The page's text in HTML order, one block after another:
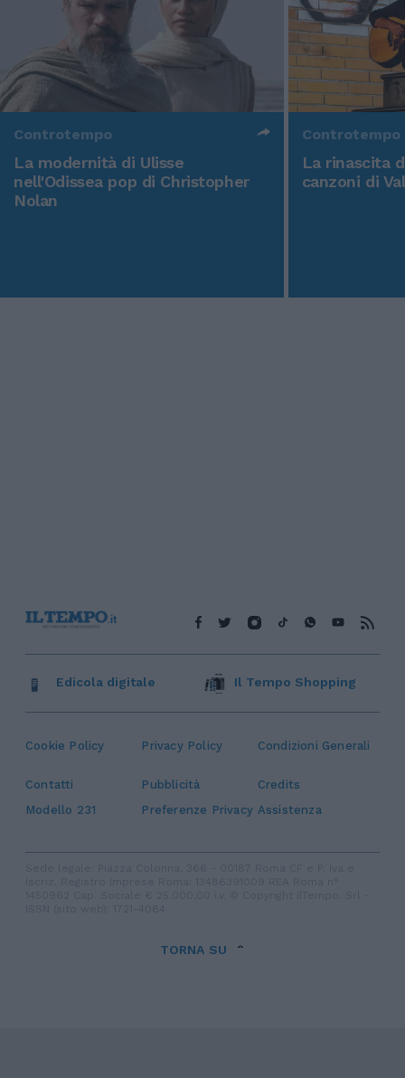
Controtempo
La modernità di Ulisse
nell'Odissea pop di Christopher
Nolan
Controtempo
La rinascita
canzoni di
Cookie Policy Privacy Policy Condizioni Generali
Contatti Pubblicità
Credits
Modello 231
Preferenze Privacy Assistenza
Edicola digitale Il Tempo Shopping
TORNA SU